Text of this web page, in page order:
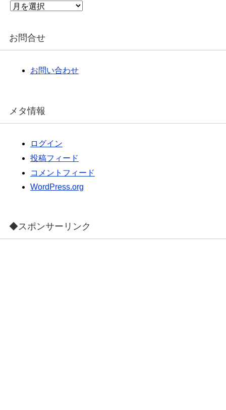
ア
イ
お問合せ
お問い合わせ
メタ情報
ログイン
投稿フィード
コメントフィード
WordPress.org
◆スポンサーリンク